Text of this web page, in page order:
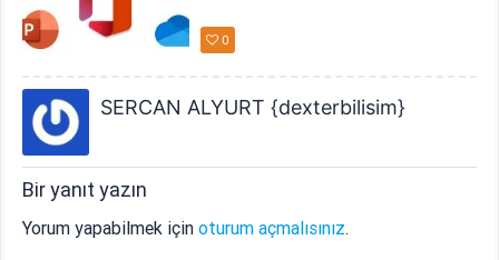
0
SERCAN ALYURT {dexterbilisim}
Bir yanıt yazın
Yorum yapabilmek içinoturum açmalısınız.